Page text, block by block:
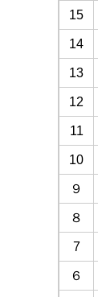
15
14
13
12
11
10
９
８
7
６